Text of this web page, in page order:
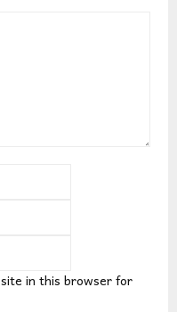
in this browser for